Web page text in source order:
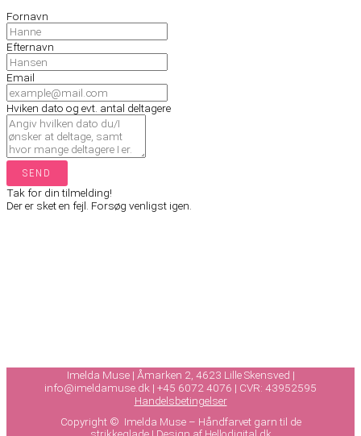
Fornavn
Efternavn
Email
Hviken dato og evt. antal deltagere
SEND
Tak for din tilmelding!
Der er sket en fejl. Forsøg venligst igen.
Imelda Muse | Åmarken 2, 4623 Lille Skensved |
info@imeldamuse.dk | +45 6072 4076 | CVR: 43952595
Handelsbetingelser
Copyright © Imelda Muse – Håndfarvet garn til de